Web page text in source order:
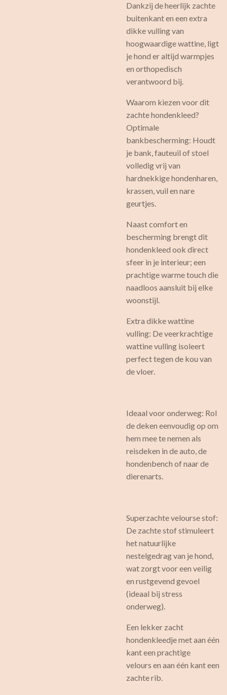
Dankzij de heerlijk zachte
buitenkant en een extra
dikke vulling van
hoogwaardige wattine, ligt
je hond er altijd warmpjes
en orthopedisch
verantwoord bij.
Waarom kiezen voor dit
zachte hondenkleed?
Optimale
bankbescherming: Houdt
je bank, fauteuil of stoel
volledig vrij van
hardnekkige hondenharen,
krassen, vuil en nare
geurtjes.
Naast comfort en
bescherming brengt dit
hondenkleed ook direct
sfeer in je interieur; een
prachtige warme touch die
naadloos aansluit bij elke
woonstijl.
Extra dikke wattine
vulling: De veerkrachtige
wattine vulling isoleert
perfect tegen de kou van
de vloer.
Ideaal voor onderweg: Rol
de deken eenvoudig op om
hem mee te nemen als
reisdeken in de auto, de
hondenbench of naar de
dierenarts.
Superzachte velourse stof:
De zachte stof stimuleert
het natuurlijke
nestelgedrag van je hond,
wat zorgt voor een veilig
en rustgevend gevoel
(ideaal bij stress
onderweg).
Een lekker zacht
hondenkleedje met aan één
kant een prachtige
velours en aan één kant een
zachte rib.